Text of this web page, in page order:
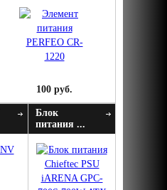
100 руб.
Блок
питания ...